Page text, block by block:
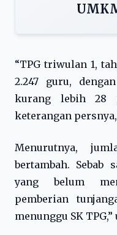
“TPG triwulan 1,
2.247 guru,
kurang lebih 28
keterangan persnya,
Menurutnya,
bertambah.
yang belum
pemberian
menunggu SK